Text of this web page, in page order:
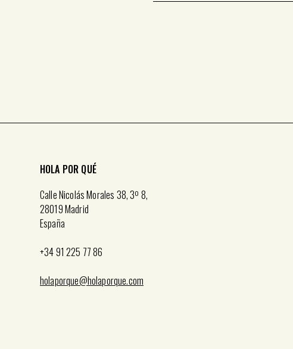
HOLA POR QUÉ
Calle Nicolás Morales 38, 3º 8,
28019 Madrid
España
+34 91 225 77 86
holaporque@holaporque.com